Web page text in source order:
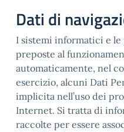
Dati di
I sistemi informatici e
preposte al
automaticamente, nel
esercizio, alcuni Dati
implicita nell’uso dei
Internet. Si tratta di
raccolte per essere